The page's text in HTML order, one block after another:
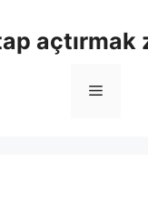
açtırmak